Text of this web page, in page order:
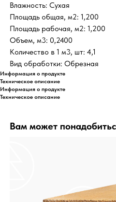
Влажность: Сухая
Площадь общая, м2: 1,200
Площадь рабочая, м2: 1,200
Объем, м3: 0,2400
Количество в 1 м3, шт: 4,1
Вид обработки: Обрезная
Информация о продукте
Техническое описание
Информация о продукте
Техническое описание
Вам может